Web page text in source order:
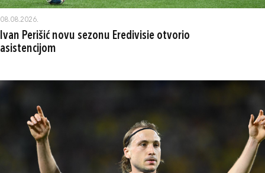
08.08.2026.
Ivan Perišić novu sezonu Eredivisie otvorio
asistencijom